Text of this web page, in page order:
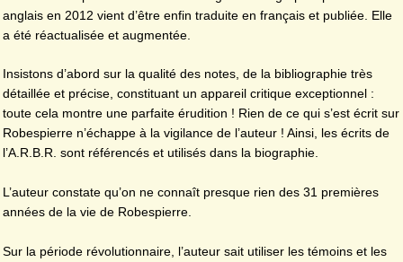
anglais en 2012 vient d’être enfin traduite en français et publiée. Elle
a été réactualisée et augmentée.
Insistons d’abord sur la qualité des notes, de la bibliographie très
détaillée et précise, constituant un appareil critique exceptionnel :
toute cela montre une parfaite érudition ! Rien de ce qui s’est écrit sur
Robespierre n’échappe à la vigilance de l’auteur ! Ainsi, les écrits de
l’A.R.B.R. sont référencés et utilisés dans la biographie.
L’auteur constate qu’on ne connaît presque rien des 31 premières
années de la vie de Robespierre.
Sur la période révolutionnaire, l’auteur sait utiliser les témoins et les